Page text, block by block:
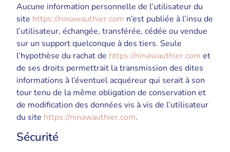
Aucune information personnelle de l’utilisateur du
site https://ninawauthier.com n’est publiée à l’insu de
l’utilisateur, échangée, transférée, cédée ou vendue
sur un support quelconque à des tiers. Seule
l’hypothèse du rachat de https://ninawauthier.com et
de ses droits permettrait la transmission des dites
informations à l’éventuel acquéreur qui serait à son
tour tenu de la même obligation de conservation et
de modification des données vis à vis de l’utilisateur
du site https://ninawauthier.com.
Sécurité